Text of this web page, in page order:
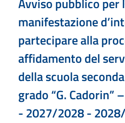
manifestazione
partecipare alla
affidamento del
della scuola
grado “G. Cadorin”
- 2027/2028 -